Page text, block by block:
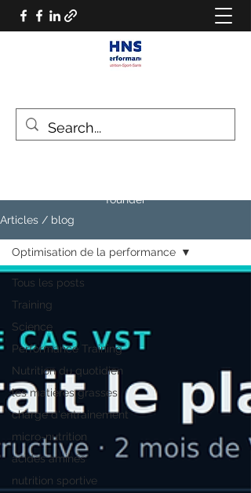
founder
Articles / blog
Tous les posts
Training
Science
Performance Training
Nutrition du quotidien
les matières grasses
charge d'entrainement
micro-nutrition
acides aminés
nutrition sportive
Optimisation de la performance